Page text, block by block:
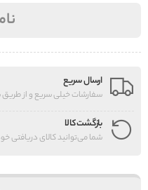
ارسال سریع
سفارشات خیلی سریع و از
بازگشت کالا
شما می‌توانید کالای دریافتی خود را ظرف مدت 7 روز